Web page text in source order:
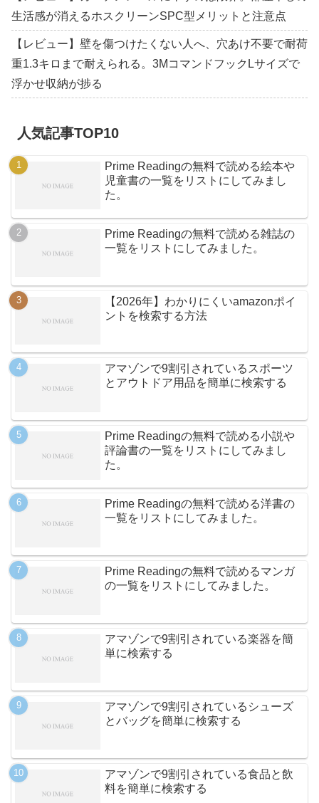
生活感が消えるホスクリーンSPC型メリットと注意点
【レビュー】壁を傷つけたくない人へ、穴あけ不要で耐荷
重1.3キロまで耐えられる。3MコマンドフックLサイズで
浮かせ収納が捗る
人気記事TOP10
Prime Readingの無料で読める絵本や
児童書の一覧をリストにしてみまし
た。
Prime Readingの無料で読める雑誌の
一覧をリストにしてみました。
【2026年】わかりにくいamazonポイ
ントを検索する方法
アマゾンで9割引されているスポーツ
とアウトドア用品を簡単に検索する
Prime Readingの無料で読める小説や
評論書の一覧をリストにしてみまし
た。
Prime Readingの無料で読める洋書の
一覧をリストにしてみました。
Prime Readingの無料で読めるマンガ
の一覧をリストにしてみました。
アマゾンで9割引されている楽器を簡
単に検索する
アマゾンで9割引されているシューズ
とバッグを簡単に検索する
アマゾンで9割引されている食品と飲
料を簡単に検索する